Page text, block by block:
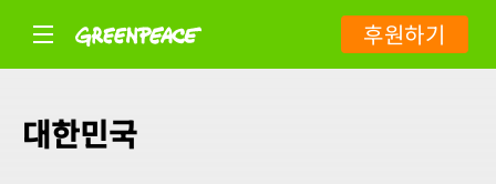
후원하기
대한민국